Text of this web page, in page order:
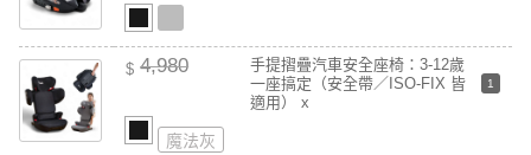
$ 4,980
手提摺疊汽車安全座椅：3-12歲
一座搞定（安全帶／ISO-FIX 皆
適用） x
1
魔法灰